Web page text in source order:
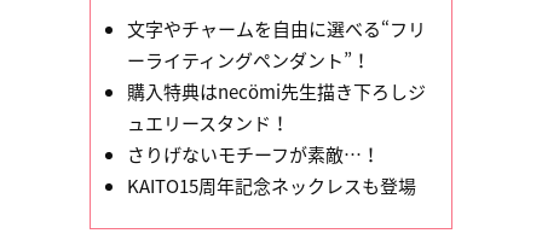
文字やチャームを自由に選べる“フリ
ーライティングペンダント”！
購入特典はnecömi先生描き下ろしジ
ュエリースタンド！
さりげないモチーフが素敵…！
KAITO15周年記念ネックレスも登場